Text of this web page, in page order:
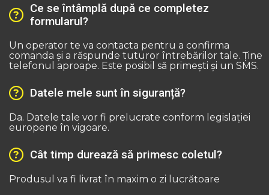
Ce se întâmplă după ce completez
formularul?
Un operator te va contacta pentru a confirma
comanda și a răspunde tuturor întrebărilor tale. Ține
telefonul aproape. Este posibil să primești și un SMS.
Datele mele sunt în siguranță?
Da. Datele tale vor fi prelucrate conform legislației
europene în vigoare.
Cât timp durează să primesc coletul?
Produsul va fi livrat în maxim o zi lucrătoare